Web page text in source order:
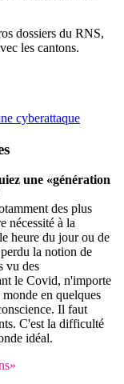
dossiers du RNS,
les cantons.
cyberattaque
une «génération
des plus
nécessité à la
heure du jour ou de
la notion de
vu des
le Covid, n'importe
en quelques
Il faut
C'est la difficulté
idéal.